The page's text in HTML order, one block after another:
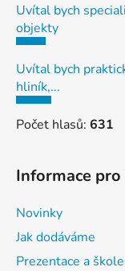
Uvítal bych
objekty
Uvítal bych
hliník,...
Počet hlasů: 631
Informace pro
Novinky
Jak dodáváme
Prezentace a